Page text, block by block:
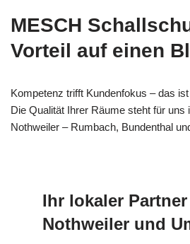
MESCH
Vorteil auf einen
Kompetenz trifft Kundenfokus – das
Die Qualität Ihrer Räume steht für uns
Nothweiler – Rumbach, Bundenthal
Ihr lokaler
Nothweiler und